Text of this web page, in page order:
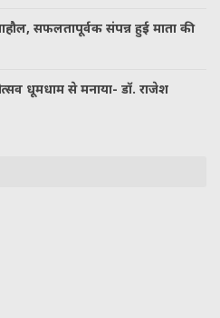
सफलतापूर्वक संपन्न हुई माता की
धूमधाम से मनाया- डॉ. राजेश